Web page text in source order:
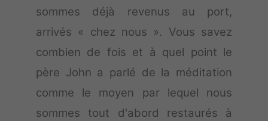
sommes déjà revenus au port,
arrivés « chez nous ». Vous savez
combien de fois et à quel point le
père John a parlé de la méditation
comme le moyen par lequel nous
sommes tout d'abord restaurés à